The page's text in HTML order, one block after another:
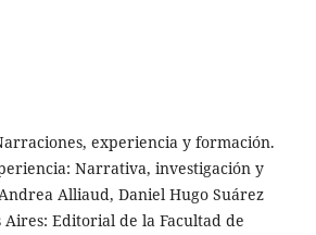
experiencia y formación.
Narrativa, investigación y
Alliaud, Daniel Hugo Suárez
Aires: Editorial de la Facultad de